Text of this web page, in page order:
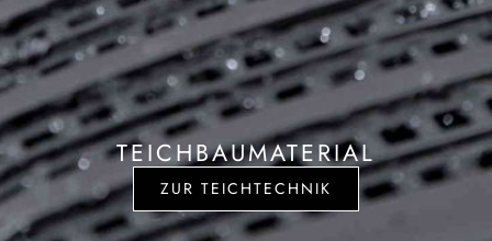
TEICHBAUMATERIAL
ZUR TEICHTECHNIK